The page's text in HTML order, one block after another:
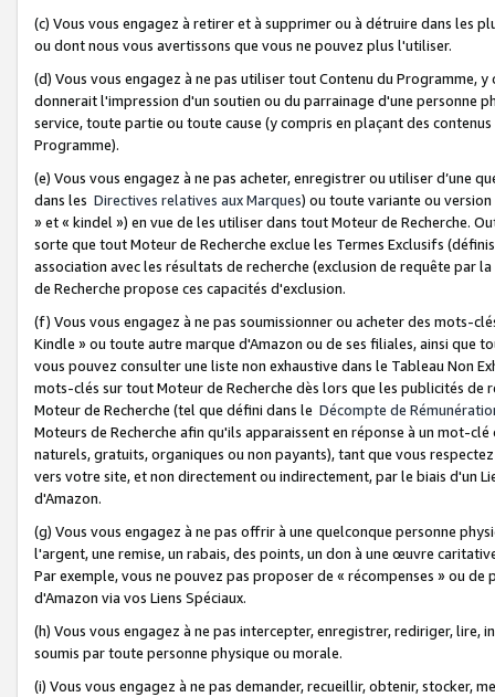
(c) Vous vous engagez à retirer et à supprimer ou à détruire dans les
ou dont nous vous avertissons que vous ne pouvez plus l'utiliser.
(d) Vous vous engagez à ne pas utiliser tout Contenu du Programme,
donnerait l'impression d'un soutien ou du parrainage d'une personne
service, toute partie ou toute cause (y compris en plaçant des
Programme).
(e) Vous vous engagez à ne pas acheter, enregistrer ou utiliser d’une
dans les Directives relatives aux Marques) ou toute variante ou
» et « kindel ») en vue de les utiliser dans tout Moteur de Recherche.
sorte que tout Moteur de Recherche exclue les Termes Exclusifs
association avec les résultats de recherche (exclusion de requête
de Recherche propose ces capacités d'exclusion.
(f) Vous vous engagez à ne pas soumissionner ou acheter des mots-
Kindle » ou toute autre marque d'Amazon ou de ses filiales, ainsi que
vous pouvez consulter une liste non exhaustive dans le Tableau Non
mots-clés sur tout Moteur de Recherche dès lors que les publicités de
Moteur de Recherche (tel que défini dans le Décompte de
Moteurs de Recherche afin qu'ils apparaissent en réponse à un mot-
naturels, gratuits, organiques ou non payants), tant que vous
vers votre site, et non directement ou indirectement, par le biais d'un
d'Amazon.
(g) Vous vous engagez à ne pas offrir à une quelconque personne
l'argent, une remise, un rabais, des points, un don à une œuvre
Par exemple, vous ne pouvez pas proposer de « récompenses » ou
d'Amazon via vos Liens Spéciaux.
(h) Vous vous engagez à ne pas intercepter, enregistrer, rediriger,
soumis par toute personne physique ou morale.
(i) Vous vous engagez à ne pas demander, recueillir, obtenir, stocker,